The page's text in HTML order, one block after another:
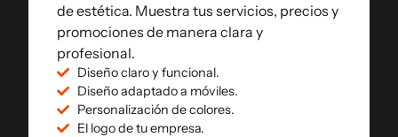
de estética. Muestra tus servicios, precios y
promociones de manera clara y
profesional.
Diseño claro y funcional.
Diseño adaptado a móviles.
Personalización de colores.
El logo de tu empresa.